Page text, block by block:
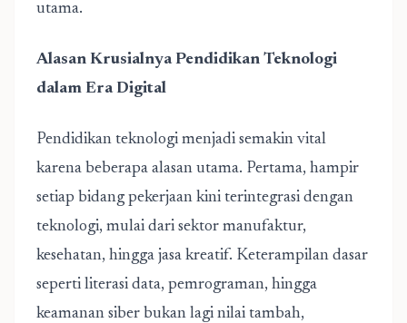
utama.
Alasan Krusialnya Pendidikan Teknologi
dalam Era Digital
Pendidikan teknologi menjadi semakin vital
karena beberapa alasan utama. Pertama, hampir
setiap bidang pekerjaan kini terintegrasi dengan
teknologi, mulai dari sektor manufaktur,
kesehatan, hingga jasa kreatif. Keterampilan dasar
seperti literasi data, pemrograman, hingga
keamanan siber bukan lagi nilai tambah,